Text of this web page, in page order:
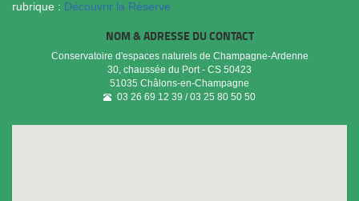
rubrique : Découvrir la Réserve
NOM & ADRESSE DU CONTACT
Conservatoire d'espaces naturels de Champagne-Ardenne
30, chaussée du Port - CS 50423
51035 Châlons-en-Champagne
03 26 69 12 39 / 03 25 80 50 50